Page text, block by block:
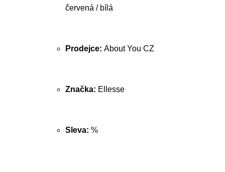
červená / bílá
Prodejce: About You CZ
Značka: Ellesse
Sleva: %